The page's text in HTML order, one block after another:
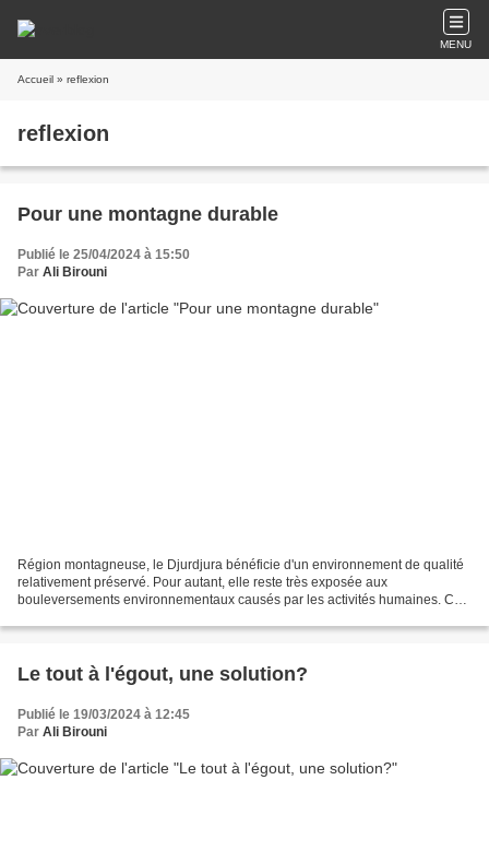
MENU
Accueil » reflexion
reflexion
Pour une montagne durable
Publié le 25/04/2024 à 15:50
Par Ali Birouni
Région montagneuse, le Djurdjura bénéficie d'un environnement de qualité
relativement préservé. Pour autant, elle reste très exposée aux
bouleversements environnementaux causés par les activités humaines. Ces
Le tout à l'égout, une solution?
Publié le 19/03/2024 à 12:45
Par Ali Birouni